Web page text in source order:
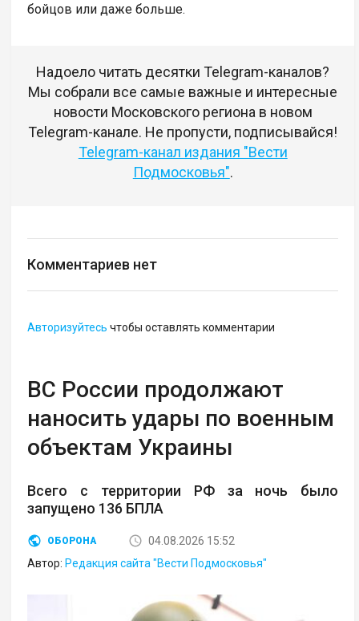
бойцов или даже больше.
Надоело читать десятки Telegram-каналов?
Мы собрали все самые важные и интересные
новости Московского региона в новом
Telegram-канале. Не пропусти, подписывайся!
Telegram-канал издания "Вести
Подмосковья".
Комментариев нет
Авторизуйтесь чтобы оставлять комментарии
ВС России продолжают
наносить удары по военным
объектам Украины
Всего с территории РФ за ночь было
запущено 136 БПЛА
ОБОРОНА
04.08.2026 15:52
Автор: Редакция сайта "Вести Подмосковья"